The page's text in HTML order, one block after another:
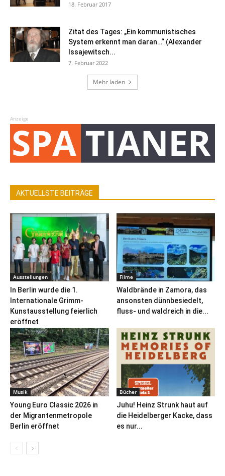
18. Februar 2017
Zitat des Tages: „Ein kommunistisches
System erkennt man daran…“ (Alexander
Issajewitsch...
7. Februar 2022
Mehr laden
Anzeige
AKTUELLSTE BEITRÄGE
Ausstellungen
In Berlin wurde die 1.
Internationale Grimm-
Kunstausstellung feierlich
eröffnet
Filme
Waldbrände in Zamora, das
ansonsten dünnbesiedelt,
fluss- und waldreich in die...
Musik
Young Euro Classic 2026 in
der Migrantenmetropole
Berlin eröffnet
Bücher
Juhu! Heinz Strunk haut auf
die Heidelberger Kacke, dass
es nur...